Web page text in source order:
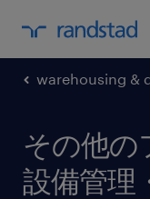
warehousing &
その他の
設備管理